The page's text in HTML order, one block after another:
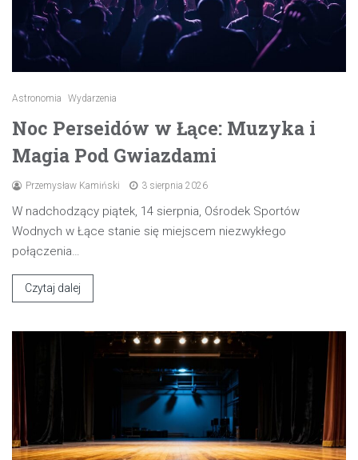
Astronomia Wydarzenia
Noc Perseidów w Łące: Muzyka i
Magia Pod Gwiazdami
Przemysław Kamiński 3 sierpnia 2026
W nadchodzący piątek, 14 sierpnia, Ośrodek Sportów
Wodnych w Łące stanie się miejscem niezwykłego
połączenia…
Czytaj dalej